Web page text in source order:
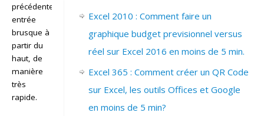
précédente
entrée
brusque à
partir du
haut, de
manière
très
rapide.
Excel 2010 : Comment faire un
graphique budget previsionnel versus
réel sur Excel 2016 en moins de 5 min.
Excel 365 : Comment créer un QR Code
sur Excel, les outils Offices et Google
en moins de 5 min?